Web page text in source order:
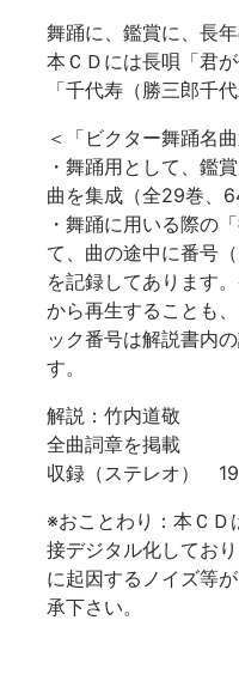
舞踊に、鑑賞に、長
本ＣＤには長唄「君
「千代寿（勝三郎千
＜「ビクター舞踊名
・舞踊用として、鑑
曲を集成（全29巻、
・舞踊に用いる際の
て、曲の途中に番号
を記録してあります
から再生することも
ック番号は解説書内
す。
解説：竹内道敬
全曲詞章を掲載
収録（ステレオ）
※おことわり：本ＣＤ
接デジタル化してお
に起因するノイズ等
承下さい。